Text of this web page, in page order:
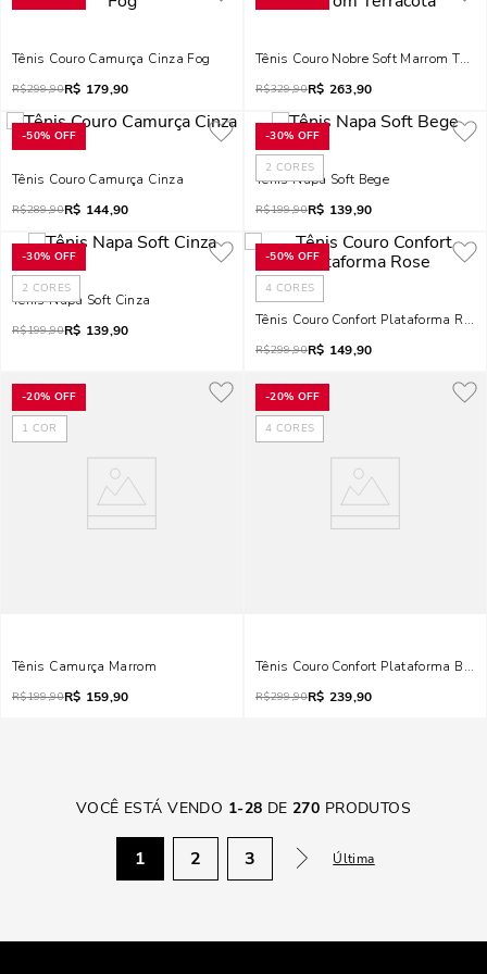
Tênis Couro Camurça Cinza Fog
R$299,90R$ 179,90
Tênis Couro Nobre Soft Marrom
R$329,90R$ 263,90
-50% OFF
Tênis Couro Camurça Cinza
R$289,90R$ 144,90
-30% OFF
2 CORES
Tênis Napa Soft Bege
R$199,90R$ 139,90
-30% OFF
2 CORES
Tênis Napa Soft Cinza
R$199,90R$ 139,90
-50% OFF
4 CORES
Tênis Couro Confort Plataforma Rose
R$299,90R$ 149,90
-20% OFF
1 COR
Tênis Camurça Marrom
R$199,90R$ 159,90
-20% OFF
4 CORES
Tênis Couro Confort Plataforma
R$299,90R$ 239,90
VOCÊ ESTÁ VENDO 1-28 DE270 PRODUTOS
1 2 3 Última